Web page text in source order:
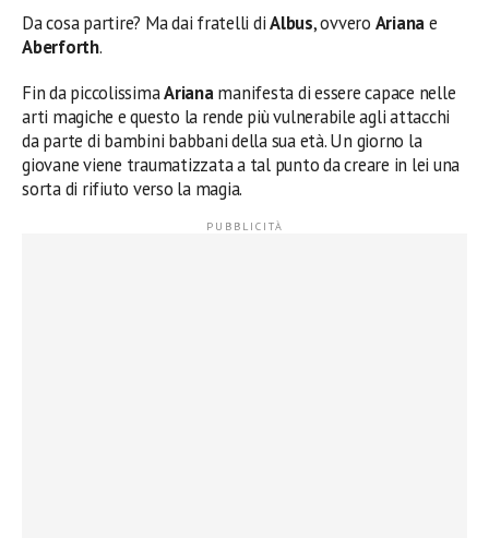
Da cosa partire? Ma dai fratelli diAlbus, ovvero Arianae
Aberforth.
Fin da piccolissimaArianamanifesta di essere capace nelle
arti magiche e questo la rende più vulnerabile agli attacchi
da parte di bambini babbani della sua età. Un giorno la
giovane viene traumatizzata a tal punto da creare in lei una
sorta di rifiuto verso la magia.